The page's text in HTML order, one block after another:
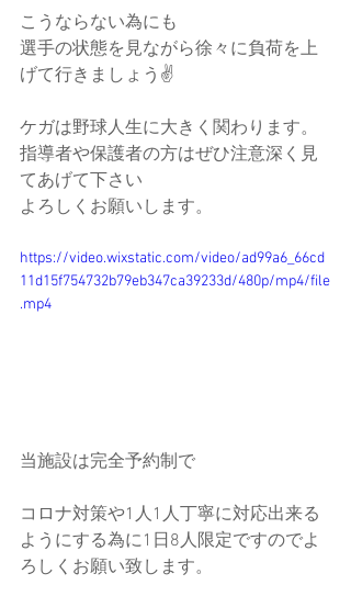
こうならない為にも
選手の状態を見ながら徐々に負荷を上
げて行きましょう✌️
ケガは野球人生に大きく関わります。
指導者や保護者の方はぜひ注意深く見
てあげて下さい
よろしくお願いします。
https://video.wixstatic.com/video/ad99a6_66cd
11d15f754732b79eb347ca39233d/480p/mp4/file
.mp4
当施設は完全予約制で
コロナ対策や1人1人丁寧に対応出来る
ようにする為に1日8人限定ですのでよ
ろしくお願い致します。